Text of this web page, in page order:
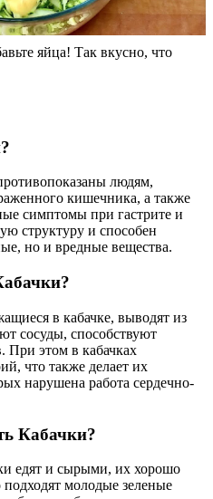
яйца! Так вкусно, что
людям,
кишечника, а также
симптомы при гастрите и
структуру и способен
но и вредные вещества.
в кабачке, выводят из
сосуды, способствуют
При этом в кабачках
что также делает их
нарушена работа сердечно-
Кабачки?
едят и сырыми, их хорошо
подходят молодые зеленые